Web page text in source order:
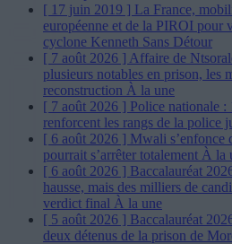
[ 17 juin 2019 ] La France,
européenne et de la PIROI pour
cyclone Kenneth Sans Détour
[ 7 août 2026 ] Affaire de
plusieurs notables en prison, les
reconstruction À la une
[ 7 août 2026 ] Police nationale :
renforcent les rangs de la police
[ 6 août 2026 ] Mwali s’enfonce
pourrait s’arrêter totalement À la
[ 6 août 2026 ] Baccalauréat
hausse, mais des milliers de
verdict final À la une
[ 5 août 2026 ] Baccalauréat
deux détenus de la prison de